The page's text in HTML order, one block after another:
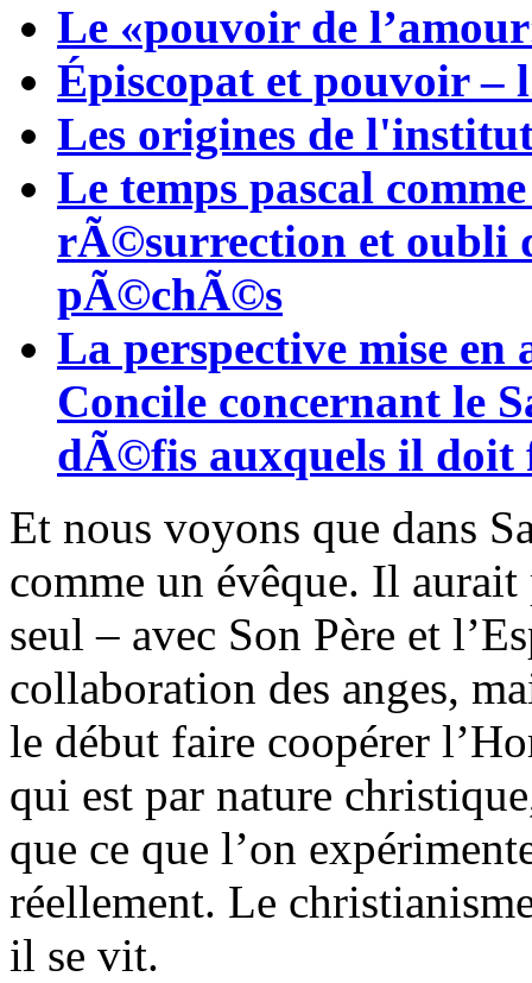
Le «pouvoir de
Épiscopat et pouvoir –
Les origines de
Le temps pascal
rÃ©surrection et oubli
pÃ©chÃ©s
La perspective mise
Concile concernant le
dÃ©fis auxquels il doit
Et nous voyons que dans
comme un évêque. Il
seul – avec Son Père et
collaboration des anges,
le début faire coopérer
qui est par nature
que ce que l’on
réellement. Le
il se vit.